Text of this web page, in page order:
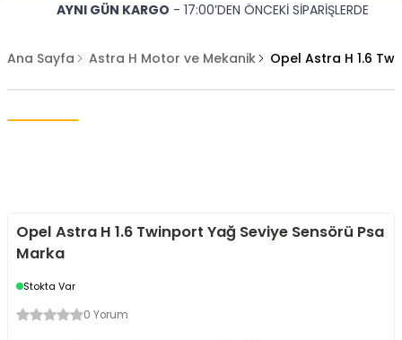
AYNI GÜN KARGO - 17:00’DEN ÖNCEKİ SİPARİŞLERDE
Ana Sayfa Astra H Motor ve Mekanik Opel Astra H 1.6
Opel Astra H 1.6 Twinport Yağ Seviye Sensörü Psa
Marka
Stokta Var
0 Yorum